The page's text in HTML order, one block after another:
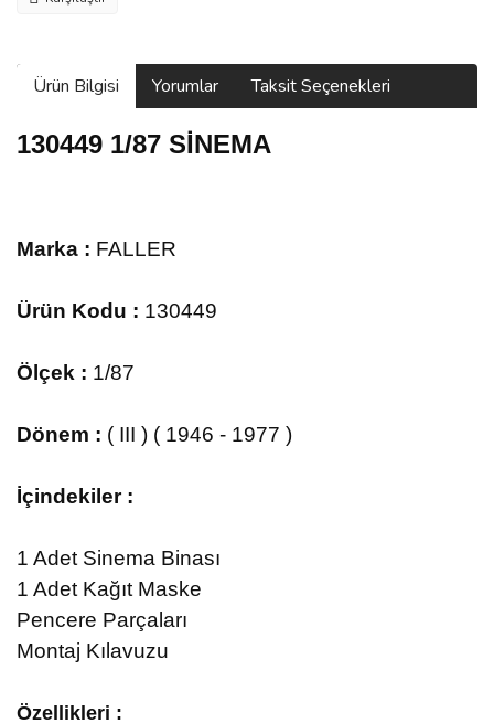
Ürün Bilgisi Yorumlar Taksit Seçenekleri
130449 1/87 SİNEMA
Marka : FALLER
Ürün Kodu : 130449
Ölçek : 1/87
Dönem : ( III ) ( 1946 - 1977 )
İçindekiler :
1 Adet Sinema Binası
1 Adet Kağıt Maske
Pencere Parçaları
Montaj Kılavuzu
Özellikleri :